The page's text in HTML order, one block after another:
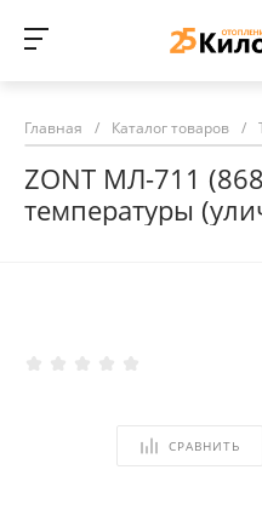
Главная / Каталог товаров /
ZONT МЛ-711
температуры
СРАВНИТЬ